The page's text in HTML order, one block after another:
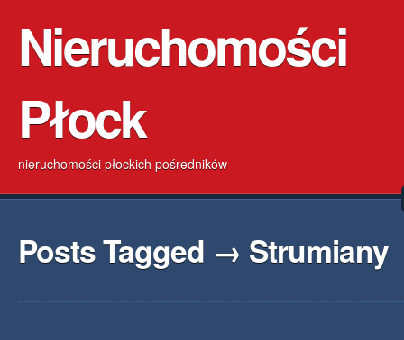
Nieruchomości
Płock
nieruchomości płockich pośredników
Posts Tagged → Strumiany